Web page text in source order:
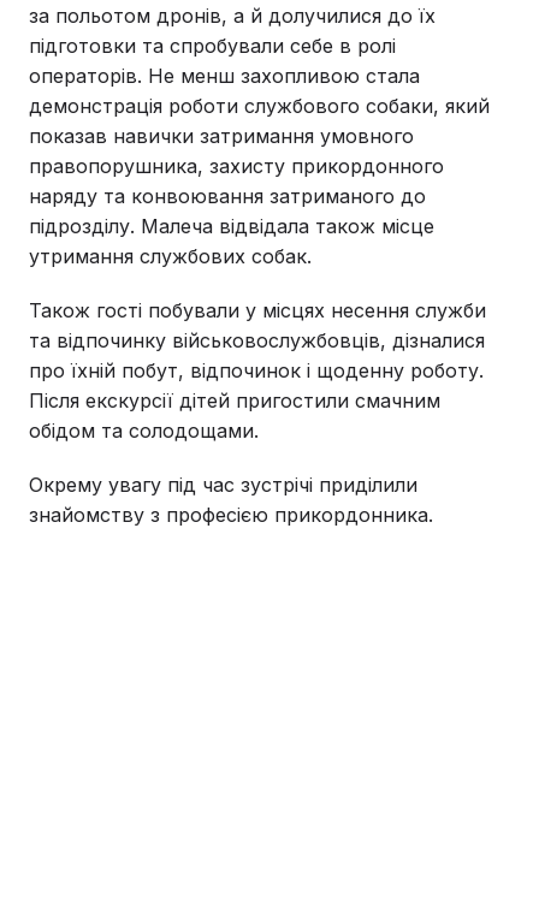
за польотом дронів, а й долучилися до їх
підготовки та спробували себе в ролі
операторів. Не менш захопливою стала
демонстрація роботи службового собаки, який
показав навички затримання умовного
правопорушника, захисту прикордонного
наряду та конвоювання затриманого до
підрозділу. Малеча відвідала також місце
утримання службових собак.
Також гості побували у місцях несення служби
та відпочинку військовослужбовців, дізналися
про їхній побут, відпочинок і щоденну роботу.
Після екскурсії дітей пригостили смачним
обідом та солодощами.
Окрему увагу під час зустрічі приділили
знайомству з професією прикордонника.